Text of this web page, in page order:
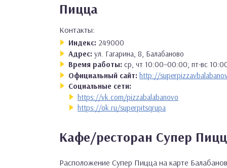
Пицца
Контакты:
Индекс: 249000
Адрес: ул. Гагарина, 8, Балабаново
Время работы: ср, чт 10:00–00:00; пт-вс
Официальный сайт: http://
Социальные сети:
https://vk.com/pizzabalabanovo
https://ok.ru/superpitsqrupa
Кафе/ресторан Супер
Расположение Супер Пицца на карте